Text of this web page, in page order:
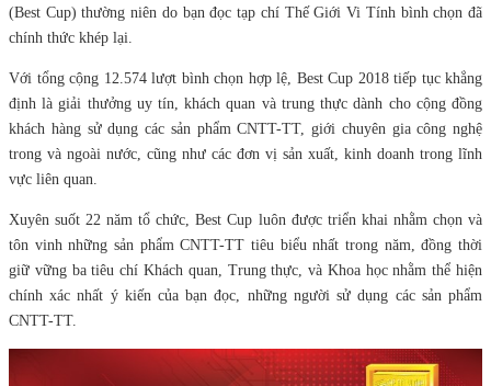
(Best Cup) thường niên do bạn đọc tạp chí Thế Giới Vi Tính bình chọn đã
chính thức khép lại.
Với tổng cộng 12.574 lượt bình chọn hợp lệ, Best Cup 2018 tiếp tục khẳng
định là giải thưởng uy tín, khách quan và trung thực dành cho cộng đồng
khách hàng sử dụng các sản phẩm CNTT-TT, giới chuyên gia công nghệ
trong và ngoài nước, cũng như các đơn vị sản xuất, kinh doanh trong lĩnh
vực liên quan.
Xuyên suốt 22 năm tổ chức, Best Cup luôn được triển khai nhằm chọn và
tôn vinh những sản phẩm CNTT-TT tiêu biểu nhất trong năm, đồng thời
giữ vững ba tiêu chí Khách quan, Trung thực, và Khoa học nhằm thể hiện
chính xác nhất ý kiến của bạn đọc, những người sử dụng các sản phẩm
CNTT-TT.